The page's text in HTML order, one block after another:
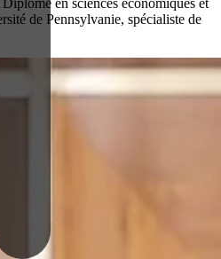
en sciences économiques et
de Pennsylvanie, spécialiste de